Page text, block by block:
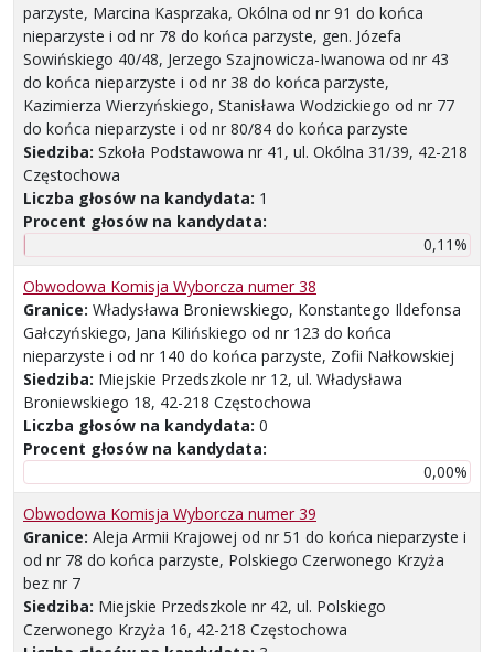
parzyste, Marcina Kasprzaka, Okólna od nr 91 do końca
nieparzyste i od nr 78 do końca parzyste, gen. Józefa
Sowińskiego 40/48, Jerzego Szajnowicza-Iwanowa od nr 43
do końca nieparzyste i od nr 38 do końca parzyste,
Kazimierza Wierzyńskiego, Stanisława Wodzickiego od nr 77
do końca nieparzyste i od nr 80/84 do końca parzyste
Siedziba: Szkoła Podstawowa nr 41, ul. Okólna 31/39, 42-218
Częstochowa
Liczba głosów na kandydata: 1
Procent głosów na kandydata:
0,11%
Obwodowa Komisja Wyborcza numer 38
Granice: Władysława Broniewskiego, Konstantego Ildefonsa
Gałczyńskiego, Jana Kilińskiego od nr 123 do końca
nieparzyste i od nr 140 do końca parzyste, Zofii Nałkowskiej
Siedziba: Miejskie Przedszkole nr 12, ul. Władysława
Broniewskiego 18, 42-218 Częstochowa
Liczba głosów na kandydata: 0
Procent głosów na kandydata:
0,00%
Obwodowa Komisja Wyborcza numer 39
Granice: Aleja Armii Krajowej od nr 51 do końca nieparzyste i
od nr 78 do końca parzyste, Polskiego Czerwonego Krzyża
bez nr 7
Siedziba: Miejskie Przedszkole nr 42, ul. Polskiego
Czerwonego Krzyża 16, 42-218 Częstochowa